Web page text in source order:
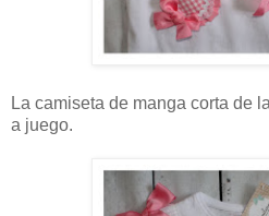
La camiseta de manga corta de
a juego.